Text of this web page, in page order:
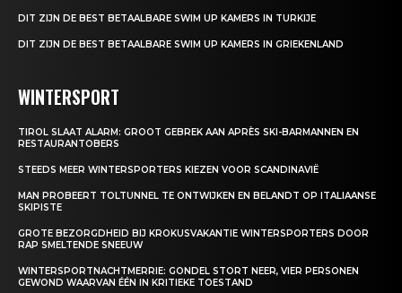
DIT ZIJN DE BEST BETAALBARE SWIM UP KAMERS IN TURKIJE
DIT ZIJN DE BEST BETAALBARE SWIM UP KAMERS IN GRIEKENLAND
WINTERSPORT
TIROL SLAAT ALARM: GROOT GEBREK AAN APRÈS SKI-BARMANNEN EN
RESTAURANTOBERS
STEEDS MEER WINTERSPORTERS KIEZEN VOOR SCANDINAVIË
MAN PROBEERT TOLTUNNEL TE ONTWIJKEN EN BELANDT OP ITALIAANSE
SKIPISTE
GROTE BEZORGDHEID BIJ KROKUSVAKANTIE WINTERSPORTERS DOOR
RAP SMELTENDE SNEEUW
WINTERSPORTNACHTMERRIE: GONDEL STORT NEER, VIER PERSONEN
GEWOND WAARVAN ÉÉN IN KRITIEKE TOESTAND